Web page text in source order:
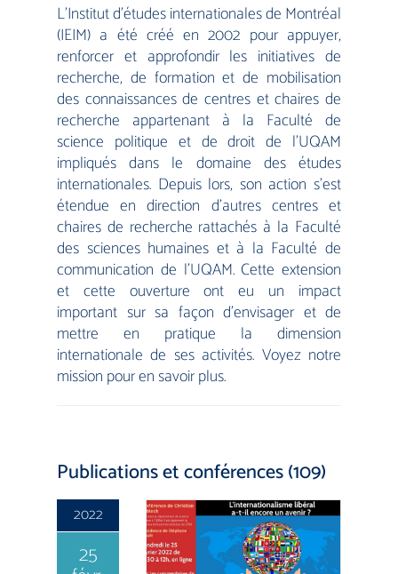
L’Institut d’études internationales de Montréal
(IEIM) a été créé en 2002 pour appuyer,
renforcer et approfondir les initiatives de
recherche, de formation et de mobilisation
des connaissances de centres et chaires de
recherche appartenant à la Faculté de
science politique et de droit de l’UQAM
impliqués dans le domaine des études
internationales. Depuis lors, son action s’est
étendue en direction d’autres centres et
chaires de recherche rattachés à la Faculté
des sciences humaines et à la Faculté de
communication de l’UQAM. Cette extension
et cette ouverture ont eu un impact
important sur sa façon d’envisager et de
mettre en pratique la dimension
internationale de ses activités. Voyez notre
mission pour en savoir plus.
Publications et conférences (109)
2022
25